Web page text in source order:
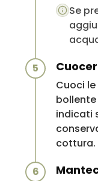
Se
5
Cuoci
indicati
cottura.
6